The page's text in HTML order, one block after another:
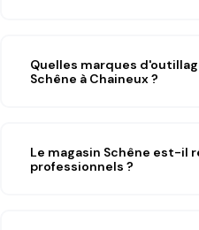
Quelles marques
Schêne à Chaineux ?
Le magasin Schêne est-il
professionnels ?